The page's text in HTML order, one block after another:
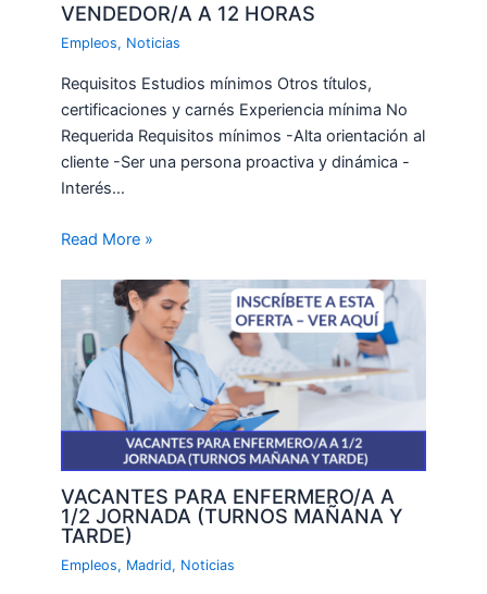
VENDEDOR/A A 12 HORAS
Empleos, Noticias
Requisitos Estudios mínimos Otros títulos,
certificaciones y carnés Experiencia mínima No
Requerida Requisitos mínimos -Alta orientación al
cliente -Ser una persona proactiva y dinámica -
Interés…
Read More »
VACANTES PARA ENFERMERO/A A
1/2 JORNADA (TURNOS MAÑANA Y
TARDE)
Empleos, Madrid, Noticias